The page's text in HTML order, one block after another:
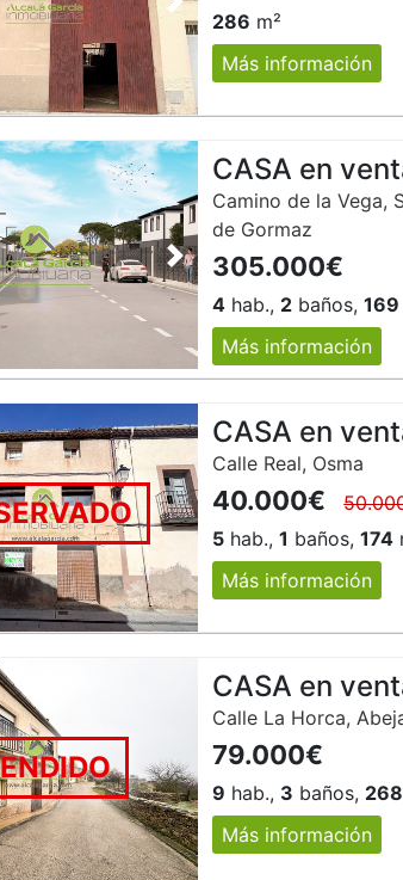
Siguiente
286 m²
Más información
Siguiente
CASA en
Camino de la Vega,
de Gormaz
305.000€
4 hab., 2 baños,169
Más información
CASA en
Calle Real, Osma
40.000€
5 hab.,1 baños,174
Más información
CASA en
Calle La Horca,
79.000€
9 hab., 3 baños, 268
Más información